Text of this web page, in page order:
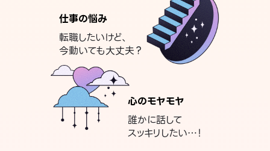
仕事の悩み
転職したいけど、
今動いても大丈夫？
心のモヤモヤ
誰かに話して
スッキリしたい…！